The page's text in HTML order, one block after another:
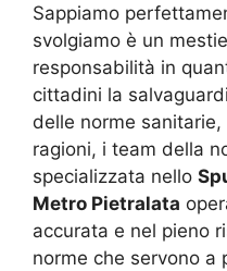
Sappiamo
svolgiamo è un
responsabilità in
cittadini la
delle norme
ragioni, i team della
specializzata nello
Metro Pietralata
accurata e nel pieno
norme che servono a